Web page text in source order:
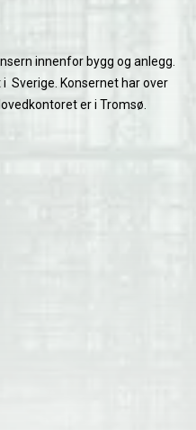
innenfor bygg og anlegg.
Sverige. Konsernet har over
er i Tromsø.